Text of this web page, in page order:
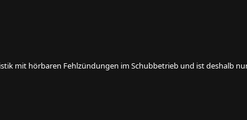
mit hörbaren Fehlzündungen im Schubbetrieb und ist deshalb